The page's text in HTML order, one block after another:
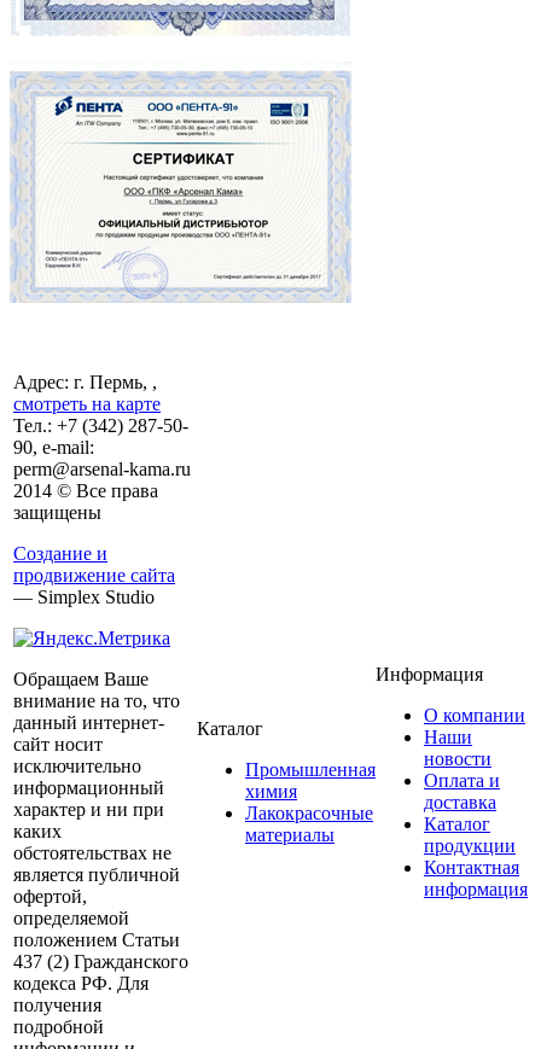
Адрес: г. Пермь, ,
смотреть на карте
Тел.: +7 (342) 287-50-
90, e-mail:
perm@arsenal-kama.ru
2014 © Все права
защищены
Создание и
продвижение сайта
— Simplex Studio
Обращаем Ваше
внимание на то, что
данный интернет-
сайт носит
исключительно
информационный
характер и ни при
каких
обстоятельствах не
является публичной
офертой,
определяемой
положением Статьи
437 (2) Гражданского
кодекса РФ. Для
получения
подробной
Каталог
Промышленная
химия
Лакокрасочные
материалы
Информация
О компании
Наши
новости
Оплата и
доставка
Каталог
продукции
Контактная
информация